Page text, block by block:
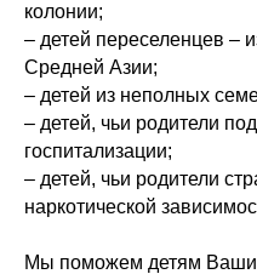
колонии;
– детей переселенцев –
Средней Азии;
– детей из неполных
– детей, чьи родители
госпитализации;
– детей, чьи родители
наркотической
Мы поможем детям